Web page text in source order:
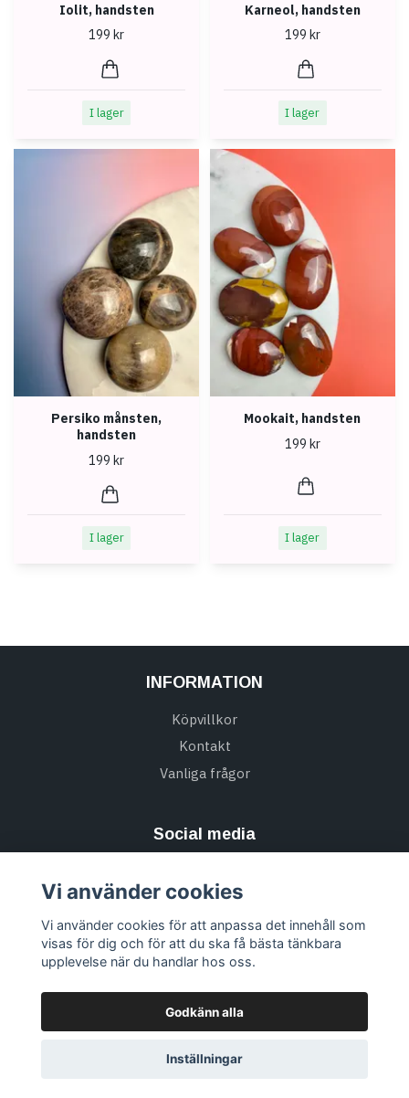
Iolit, handsten
199 kr
I lager
Karneol, handsten
199 kr
I lager
Persiko månsten,
handsten
199 kr
I lager
Mookait, handsten
199 kr
I lager
INFORMATION
Köpvillkor
Kontakt
Vanliga frågor
Social media
Missa inte alla nyheter & Prenumerera på vårt
nyhetsbrev
Vi använder cookies
Vi använder cookies för att anpassa det innehåll som
visas för dig och för att du ska få bästa tänkbara
upplevelse när du handlar hos oss.
Godkänn alla
Inställningar